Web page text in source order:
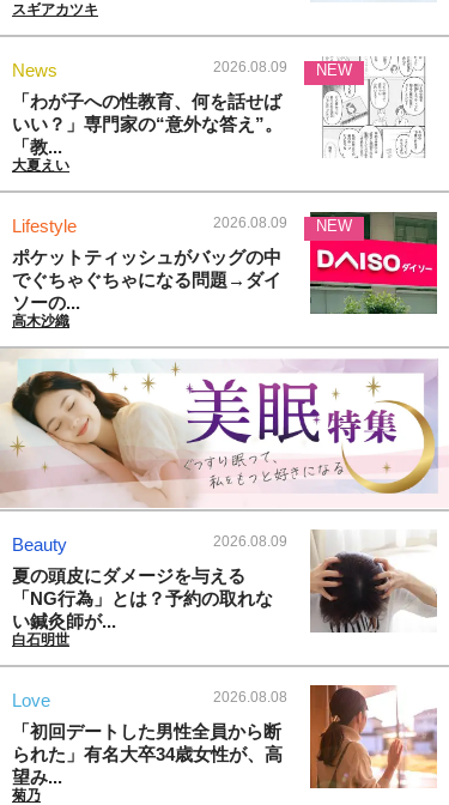
スギアカツキ
News 2026.08.09
「わが子への性教育、何を話せば
いい？」専門家の“意外な答え”。
「教...
大夏えい
NEW
Lifestyle 2026.08.09
ポケットティッシュがバッグの中
でぐちゃぐちゃになる問題→ダイ
ソーの...
高木沙織
NEW
Beauty 2026.08.09
夏の頭皮にダメージを与える
「NG行為」とは？予約の取れな
い鍼灸師が...
白石明世
Love 2026.08.08
「初回デートした男性全員から断
られた」有名大卒34歳女性が、高
望み...
菊乃